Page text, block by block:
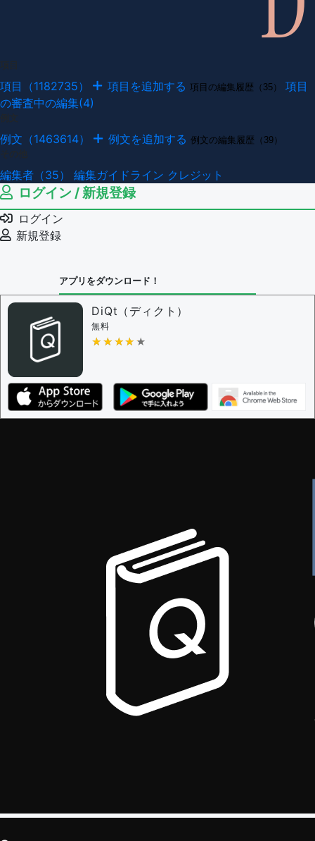
項目（1182735） 項目を追加する 項目の編集履歴（35）
項目
の審査中の編集(4)
例文（1463614） 例文を追加する 例文の編集履歴（39）
編集者（35） 編集ガイドライン クレジット
ログイン / 新規登録
ログイン
新規登録
アプリをダウンロード！
DiQt（ディクト）
無料
★★★★★
★★★★★